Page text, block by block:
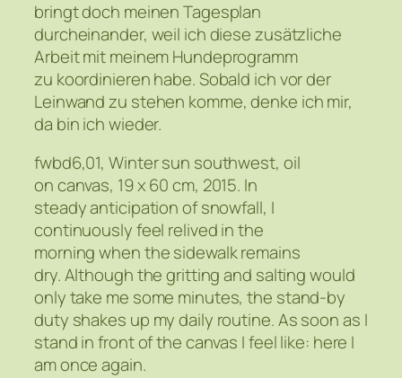
bringt doch meinen Tagesplan
durcheinander, weil ich diese zusätzliche
Arbeit mit meinem Hundeprogramm
zu koordinieren habe. Sobald ich vor der
Leinwand zu stehen komme, denke ich mir,
da bin ich wieder.
fwbd6,01, Winter sun southwest, oil
on canvas, 19 x 60 cm, 2015. In
steady anticipation of snowfall, I
continuously feel relived in the
morning when the sidewalk remains
dry. Although the gritting and salting would
only take me some minutes, the stand-by
duty shakes up my daily routine. As soon as I
stand in front of the canvas I feel like: here I
am once again.